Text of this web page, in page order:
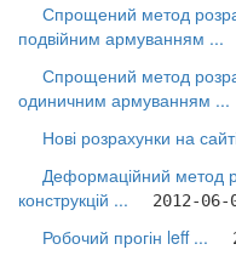
Спрощений метод
подвійним армуванням ...
Спрощений метод
одиничним армуванням ...
Нові розрахунки на
Деформаційний метод
конструкцій ...
2012-06-
Робочий прогін leff ...